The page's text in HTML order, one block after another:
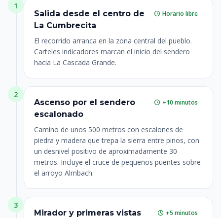
1
Salida desde el centro de
La Cumbrecita
Horario libre
El recorrido arranca en la zona central del pueblo.
Carteles indicadores marcan el inicio del sendero
hacia La Cascada Grande.
2
Ascenso por el sendero
escalonado
+10 minutos
Camino de unos 500 metros con escalones de
piedra y madera que trepa la sierra entre pinos, con
un desnivel positivo de aproximadamente 30
metros. Incluye el cruce de pequeños puentes sobre
el arroyo Almbach.
3
Mirador y primeras vistas
+5 minutos